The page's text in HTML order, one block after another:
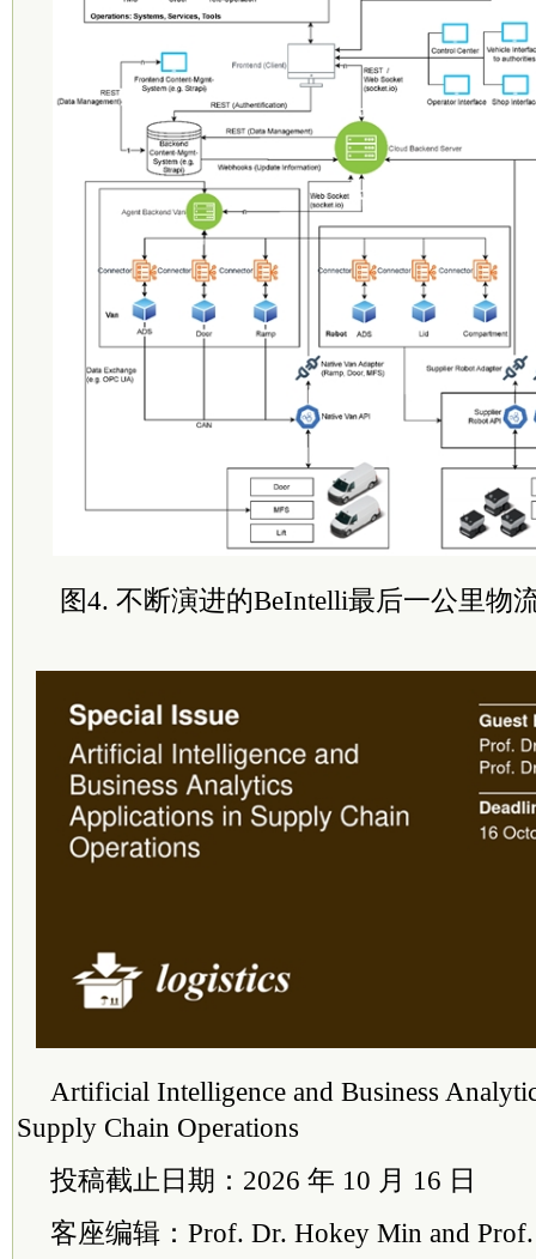
图4. 不断演进的BeIntelli最后一公里物
Artificial Intelligence and Business
Supply Chain Operations
投稿截止日期：2026 年 10 月 16 日
客座编辑：Prof. Dr. Hokey Min and Prof.